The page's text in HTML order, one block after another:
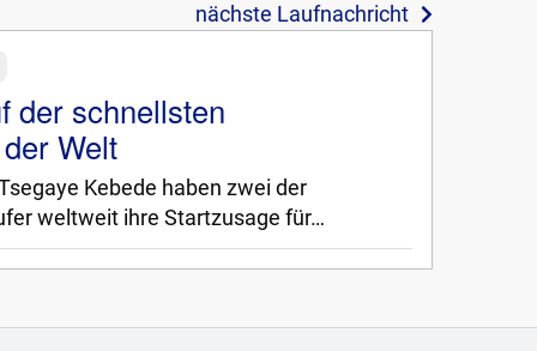
nächste Laufnachricht
der schnellsten
Welt
Kebede haben zwei der
weltweit ihre Startzusage für…